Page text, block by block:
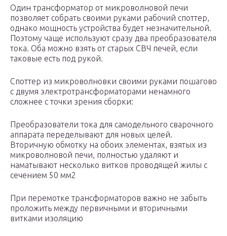
Один трансформатор от микроволновой печи
позволяет собрать своими руками рабочий споттер,
однако мощность устройства будет незначительной.
Поэтому чаще используют сразу два преобразователя
тока. Оба можно взять от старых СВЧ печей, если
таковые есть под рукой.
Споттер из микроволновки своими руками пошагово
с двумя электротрансформаторами ненамного
сложнее с точки зрения сборки:
Преобразователи тока для самодельного сварочного
аппарата переделывают для новых целей.
Вторичную обмотку на обоих элементах, взятых из
микроволновой печи, полностью удаляют и
наматывают несколько витков проводящей жилы с
сечением 50 мм2
При перемотке трансформаторов важно не забыть
проложить между первичными и вторичными
витками изоляцию